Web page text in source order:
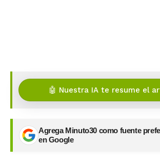
🤖 Nuestra IA te resume el
Agrega Minuto30 como fuente
en Google